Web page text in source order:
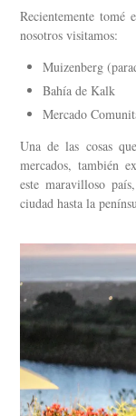
Recientemente
nosotros visitamos:
Muizenberg
Bahía de Kalk
Mercado
Una de las cosas
mercados, también
este maravilloso
ciudad hasta la